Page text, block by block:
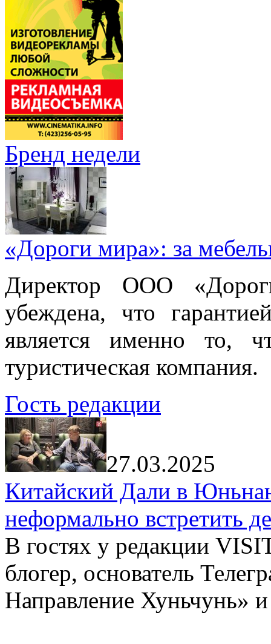
Бренд недели
«Дороги мира»: за
Директор ООО
убеждена, что
является именно то,
туристическая компания.
Гость редакции
27.03.2025
Китайский Дали в
неформально встретить
В гостях у редакции
блогер, основатель
Направление Хуньчунь»